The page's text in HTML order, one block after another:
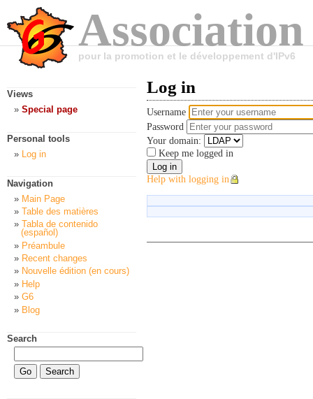
pour la promotion et le développement d'IPv6
Log in
Username
Password
Your domain:
Keep me logged in
Help with logging in
Views
Special page
Personal tools
Log in
Navigation
Main Page
Table des matières
Tabla de contenido
(español)
Préambule
Recent changes
Nouvelle édition (en cours)
Help
G6
Blog
Search